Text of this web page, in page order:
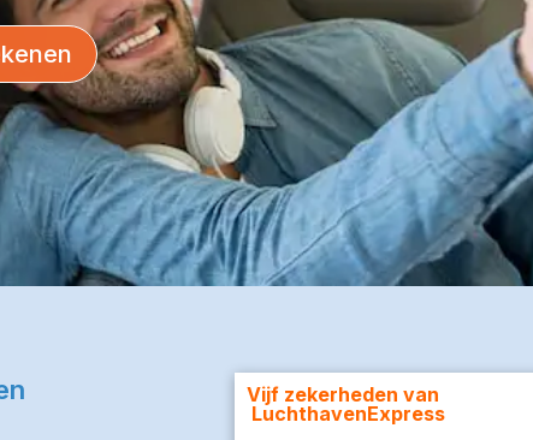
Vijf zekerheden van
LuchthavenExpress